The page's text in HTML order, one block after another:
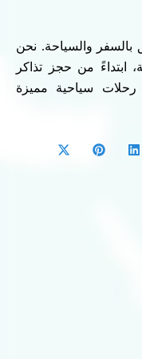
بالسفر والسياحة. نحن
من حجز تذاكر
رحلات سياحية مميزة